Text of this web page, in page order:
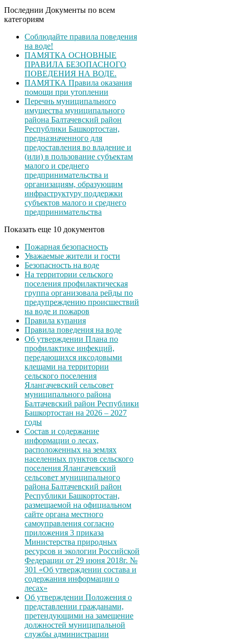
Последнии Документы по всем
категориям
Соблюдайте правила поведения
на воде!
ПАМЯТКА ОСНОВНЫЕ
ПРАВИЛА БЕЗОПАСНОГО
ПОВЕДЕНИЯ НА ВОДЕ.
ПАМЯТКА Правила оказания
помощи при утоплении
Перечнь муниципального
имущества муниципального
района Балтачевский район
Республики Башкортостан,
предназначенного для
предоставления во владение и
(или) в пользование субъектам
малого и среднего
предпринимательства и
организациям, образующим
инфраструктуру поддержки
субъектов малого и среднего
предпринимательства
Показать еще 10 документов
Пожарная безопасность
Уважаемые жители и гости
Безопасность на воде
На территории сельского
поселения профилактическая
группа организовала рейды по
предупреждению происшествий
на воде и пожаров
Правила купания
Правила поведения на воде
Об утверждении Плана по
профилактике инфекций,
передающихся иксодовыми
клещами на территории
сельского поселения
Ялангачевский сельсовет
муниципального района
Балтачевский район Республики
Башкортостан на 2026 – 2027
годы
Состав и содержание
информации о лесах,
расположенных на землях
населенных пунктов сельского
поселения Ялангачевский
сельсовет муниципального
района Балтачевский район
Республики Башкортостан,
размещаемой на официальном
сайте органа местного
самоуправления согласно
приложения 3 приказа
Министерства природных
ресурсов и экологии Российской
Федерации от 29 июня 2018г. №
301 «Об утверждении состава и
содержания информации о
лесах»
Об утверждении Положения о
представлении гражданами,
претендующими на замещение
должностей муниципальной
службы администрации